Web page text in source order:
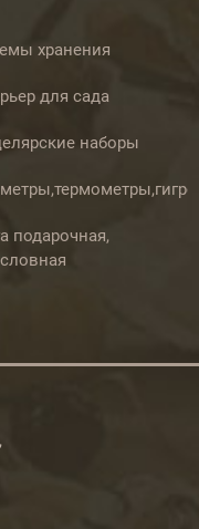
хранения
для сада
наборы
подарочная,